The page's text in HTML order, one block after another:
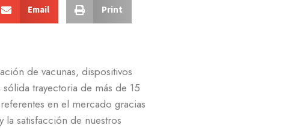
Email Print
de vacunas, dispositivos
trayectoria de más de 15
en el mercado gracias
satisfacción de nuestros